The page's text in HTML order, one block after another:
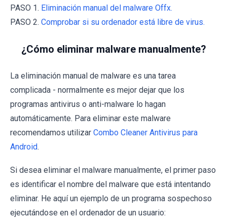
PASO 1. Eliminación manual del malware Offx.
PASO 2. Comprobar si su ordenador está libre de virus.
¿Cómo eliminar malware manualmente?
La eliminación manual de malware es una tarea
complicada - normalmente es mejor dejar que los
programas antivirus o anti-malware lo hagan
automáticamente. Para eliminar este malware
recomendamos utilizar Combo Cleaner Antivirus para
Android.
Si desea eliminar el malware manualmente, el primer paso
es identificar el nombre del malware que está intentando
eliminar. He aquí un ejemplo de un programa sospechoso
ejecutándose en el ordenador de un usuario: